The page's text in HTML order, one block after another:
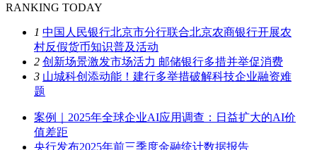
RANKING TODAY
1 中国人民银行北京市分行联合北京农商银行开展农
村反假货币知识普及活动
2 创新场景激发市场活力 邮储银行多措并举促消费
3 山城科创添动能！建行多举措破解科技企业融资难
题
案例｜2025年全球企业AI应用调查：日益扩大的AI价
值差距
央行发布2025年前三季度金融统计数据报告